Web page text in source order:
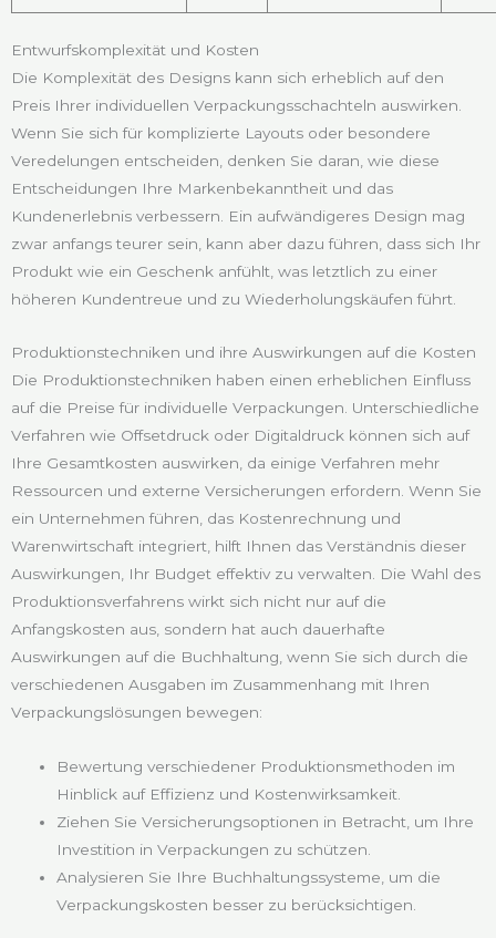
Entwurfskomplexität und Kosten
Die Komplexität des Designs kann sich erheblich auf den
Preis Ihrer individuellen Verpackungsschachteln auswirken.
Wenn Sie sich für komplizierte Layouts oder besondere
Veredelungen entscheiden, denken Sie daran, wie diese
Entscheidungen Ihre Markenbekanntheit und das
Kundenerlebnis verbessern. Ein aufwändigeres Design mag
zwar anfangs teurer sein, kann aber dazu führen, dass sich Ihr
Produkt wie ein Geschenk anfühlt, was letztlich zu einer
höheren Kundentreue und zu Wiederholungskäufen führt.
Produktionstechniken und ihre Auswirkungen auf die Kosten
Die Produktionstechniken haben einen erheblichen Einfluss
auf die Preise für individuelle Verpackungen. Unterschiedliche
Verfahren wie Offsetdruck oder Digitaldruck können sich auf
Ihre Gesamtkosten auswirken, da einige Verfahren mehr
Ressourcen und externe Versicherungen erfordern. Wenn Sie
ein Unternehmen führen, das Kostenrechnung und
Warenwirtschaft integriert, hilft Ihnen das Verständnis dieser
Auswirkungen, Ihr Budget effektiv zu verwalten. Die Wahl des
Produktionsverfahrens wirkt sich nicht nur auf die
Anfangskosten aus, sondern hat auch dauerhafte
Auswirkungen auf die Buchhaltung, wenn Sie sich durch die
verschiedenen Ausgaben im Zusammenhang mit Ihren
Verpackungslösungen bewegen:
Bewertung verschiedener Produktionsmethoden im
Hinblick auf Effizienz und Kostenwirksamkeit.
Ziehen Sie Versicherungsoptionen in Betracht, um Ihre
Investition in Verpackungen zu schützen.
Analysieren Sie Ihre Buchhaltungssysteme, um die
Verpackungskosten besser zu berücksichtigen.